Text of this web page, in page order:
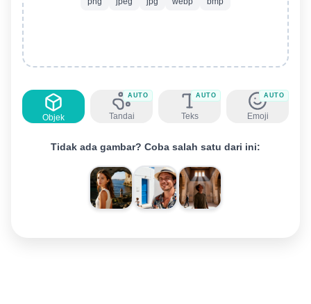
Objek
AUTO
Tandai
AUTO
Teks
AUTO
Emoji
Tidak ada gambar? Coba salah satu dari ini: